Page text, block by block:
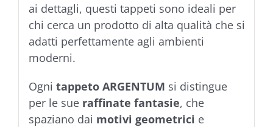
ai dettagli, questi tappeti sono ideali per
chi cerca un prodotto di alta qualità che si
adatti perfettamente agli ambienti
moderni.
Ogni tappeto ARGENTUM si distingue
per le sue raffinate fantasie, che
spaziano dai motivi geometrici e